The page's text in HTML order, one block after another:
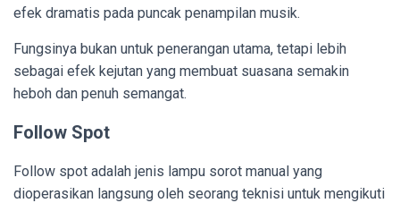
efek dramatis pada puncak penampilan musik.
Fungsinya bukan untuk penerangan utama, tetapi lebih
sebagai efek kejutan yang membuat suasana semakin
heboh dan penuh semangat.
Follow Spot
Follow spot adalah jenis lampu sorot manual yang
dioperasikan langsung oleh seorang teknisi untuk mengikuti